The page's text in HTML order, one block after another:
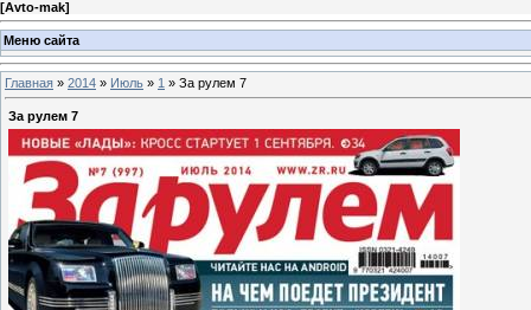
[Avto-mak]
Меню сайта
Главная » 2014 » Июль » 1 » За рулем 7
За рулем 7